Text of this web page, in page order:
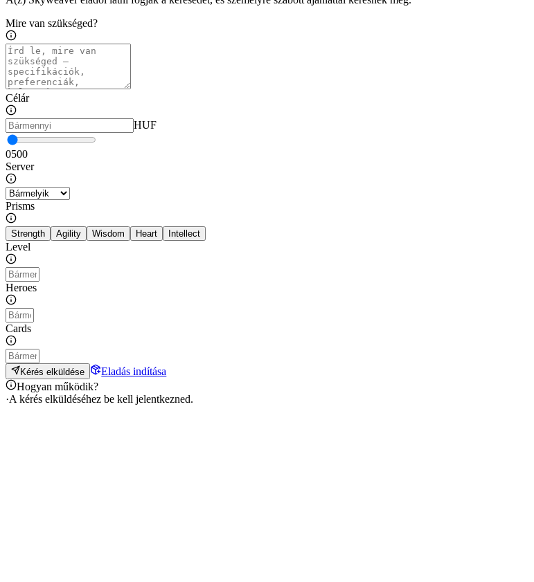
Mire van szükséged?
Célár
HUF
0500
Server
Prisms
Strength Agility Wisdom Heart Intellect
Level
Heroes
Cards
Kérés elküldése
Eladás indítása
Hogyan működik?
·A kérés elküldéséhez be kell jelentkezned.